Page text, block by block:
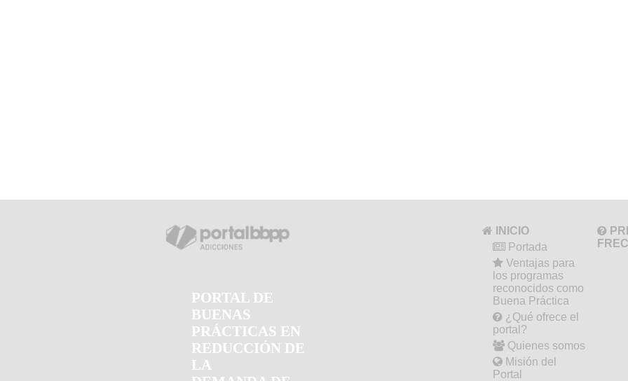
PORTAL DE
BUENAS
PRÁCTICAS EN
REDUCCIÓN DE
LA
INICIO
Portada
Ventajas para
los programas
reconocidos como
Buena Práctica
¿Qué ofrece el
portal?
Quienes somos
Misión del
Portal